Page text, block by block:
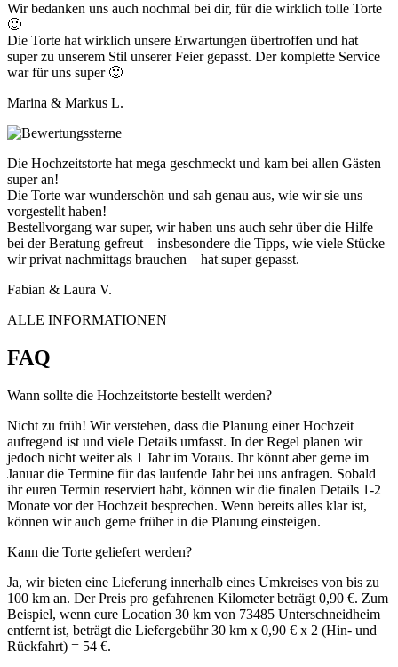
Wir bedanken uns auch nochmal bei dir, für die wirklich tolle Torte
🙂
Die Torte hat wirklich unsere Erwartungen übertroffen und hat
super zu unserem Stil unserer Feier gepasst. Der komplette Service
war für uns super 🙂
Marina & Markus L.
Die Hochzeitstorte hat mega geschmeckt und kam bei allen Gästen
super an!
Die Torte war wunderschön und sah genau aus, wie wir sie uns
vorgestellt haben!
Bestellvorgang war super, wir haben uns auch sehr über die Hilfe
bei der Beratung gefreut – insbesondere die Tipps, wie viele Stücke
wir privat nachmittags brauchen – hat super gepasst.
Fabian & Laura V.
ALLE INFORMATIONEN
FAQ
Wann sollte die Hochzeitstorte bestellt werden?
Nicht zu früh! Wir verstehen, dass die Planung einer Hochzeit
aufregend ist und viele Details umfasst. In der Regel planen wir
jedoch nicht weiter als 1 Jahr im Voraus. Ihr könnt aber gerne im
Januar die Termine für das laufende Jahr bei uns anfragen. Sobald
ihr euren Termin reserviert habt, können wir die finalen Details 1-2
Monate vor der Hochzeit besprechen. Wenn bereits alles klar ist,
können wir auch gerne früher in die Planung einsteigen.
Kann die Torte geliefert werden?
Ja, wir bieten eine Lieferung innerhalb eines Umkreises von bis zu
100 km an. Der Preis pro gefahrenen Kilometer beträgt 0,90 €. Zum
Beispiel, wenn eure Location 30 km von 73485 Unterschneidheim
entfernt ist, beträgt die Liefergebühr 30 km x 0,90 € x 2 (Hin- und
Rückfahrt) = 54 €.